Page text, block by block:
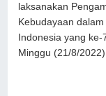
laksanakan
Kebudayaan
Indonesia yang
Minggu (21/8/